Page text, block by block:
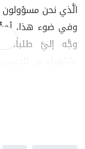
الَّذي نحن
وفي ضوء هذا،
وجَّه إليَّ طلباً،
عاشوراء عن